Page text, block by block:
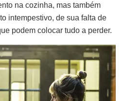
na cozinha, mas também
intempestivo, de sua falta de
podem colocar tudo a perder.